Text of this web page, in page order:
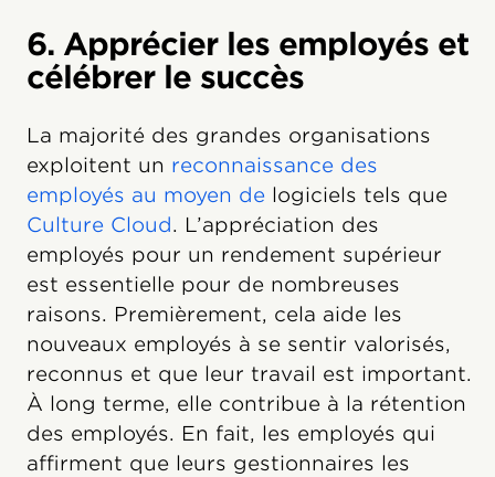
6. Apprécier les employés et
célébrer le succès
La majorité des grandes organisations
exploitent un reconnaissance des
employés au moyen de logiciels tels que
Culture Cloud. L’appréciation des
employés pour un rendement supérieur
est essentielle pour de nombreuses
raisons. Premièrement, cela aide les
nouveaux employés à se sentir valorisés,
reconnus et que leur travail est important.
À long terme, elle contribue à la rétention
des employés. En fait, les employés qui
affirment que leurs gestionnaires les